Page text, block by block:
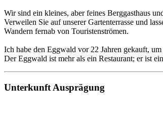
Wir sind ein kleines, aber feines Berggasthaus
Verweilen Sie auf unserer Gartenterrasse und
Wandern fernab von Touristenströmen.
Ich habe den Eggwald vor 22 Jahren gekauft,
Der Eggwald ist mehr als ein Restaurant; er ist
Unterkunft Ausprägung